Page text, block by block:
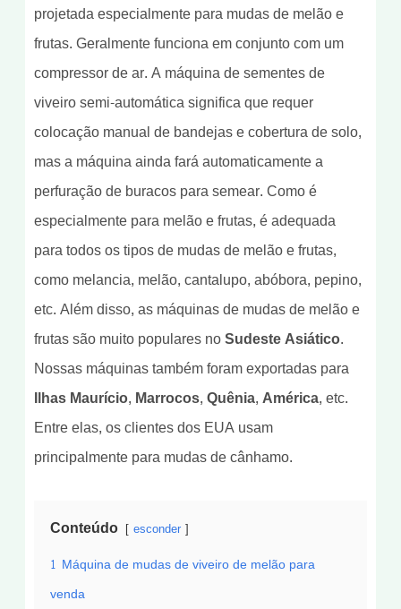
projetada especialmente para mudas de melão e
frutas. Geralmente funciona em conjunto com um
compressor de ar. A máquina de sementes de
viveiro semi-automática significa que requer
colocação manual de bandejas e cobertura de solo,
mas a máquina ainda fará automaticamente a
perfuração de buracos para semear. Como é
especialmente para melão e frutas, é adequada
para todos os tipos de mudas de melão e frutas,
como melancia, melão, cantalupo, abóbora, pepino,
etc. Além disso, as máquinas de mudas de melão e
frutas são muito populares noSudeste Asiático.
Nossas máquinas também foram exportadas para
Ilhas Maurício, Marrocos, Quênia, América, etc.
Entre elas, os clientes dos EUA usam
principalmente para mudas de cânhamo.
Conteúdo esconder
1 Máquina de mudas de viveiro de melão para
venda